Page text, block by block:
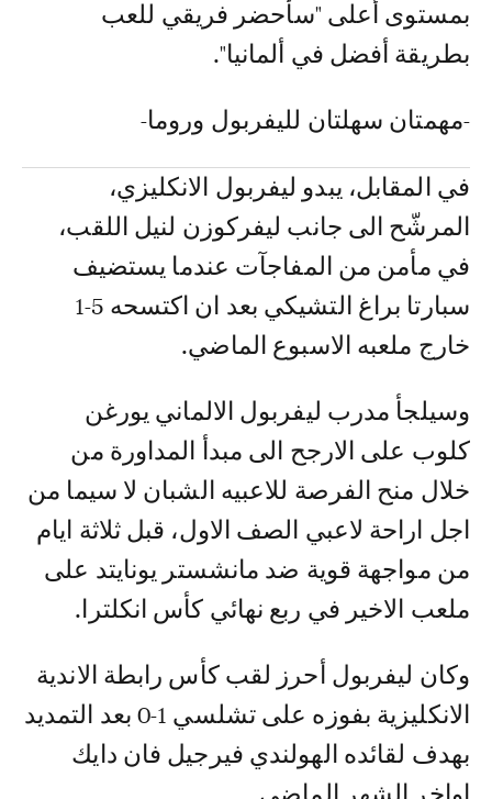
بمستوى أعلى "سأحضر فريقي للعب
بطريقة أفضل في ألمانيا".
-مهمتان سهلتان لليفربول وروما-
في المقابل، يبدو ليفربول الانكليزي،
المرشّح الى جانب ليفركوزن لنيل اللقب،
في مأمن من المفاجآت عندما يستضيف
سبارتا براغ التشيكي بعد ان اكتسحه 5-1
خارج ملعبه الاسبوع الماضي.
وسيلجأ مدرب ليفربول الالماني يورغن
كلوب على الارجح الى مبدأ المداورة من
خلال منح الفرصة للاعبيه الشبان لا سيما من
اجل اراحة لاعبي الصف الاول، قبل ثلاثة ايام
من مواجهة قوية ضد مانشستر يونايتد على
ملعب الاخير في ربع نهائي كأس انكلترا.
وكان ليفربول أحرز لقب كأس رابطة الاندية
الانكليزية بفوزه على تشلسي 1-0 بعد التمديد
بهدف لقائده الهولندي فيرجيل فان دايك